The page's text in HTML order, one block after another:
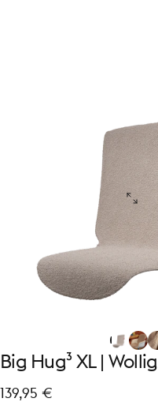
Big Hug³ XL Wollig
139,95 €